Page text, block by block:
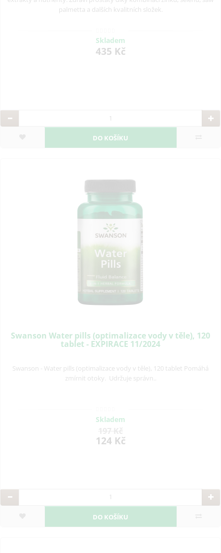
palmetta a dalších kvalitních složek.
Skladem
435 Kč
DO KOŠÍKU
Swanson Water pills (optimalizace vody v těle), 120
tablet - EXPIRACE 11/2024
Swanson - Water pills (optimalizace vody v těle), 120 tablet Pomáhá
zmírnit otoky. Udržuje správn..
Skladem
124 Kč
DO KOŠÍKU